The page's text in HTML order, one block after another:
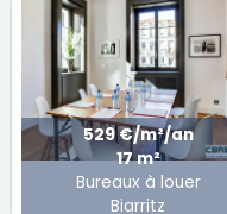
529 €/m²/an
17 m²
Bureaux à louer
Biarritz